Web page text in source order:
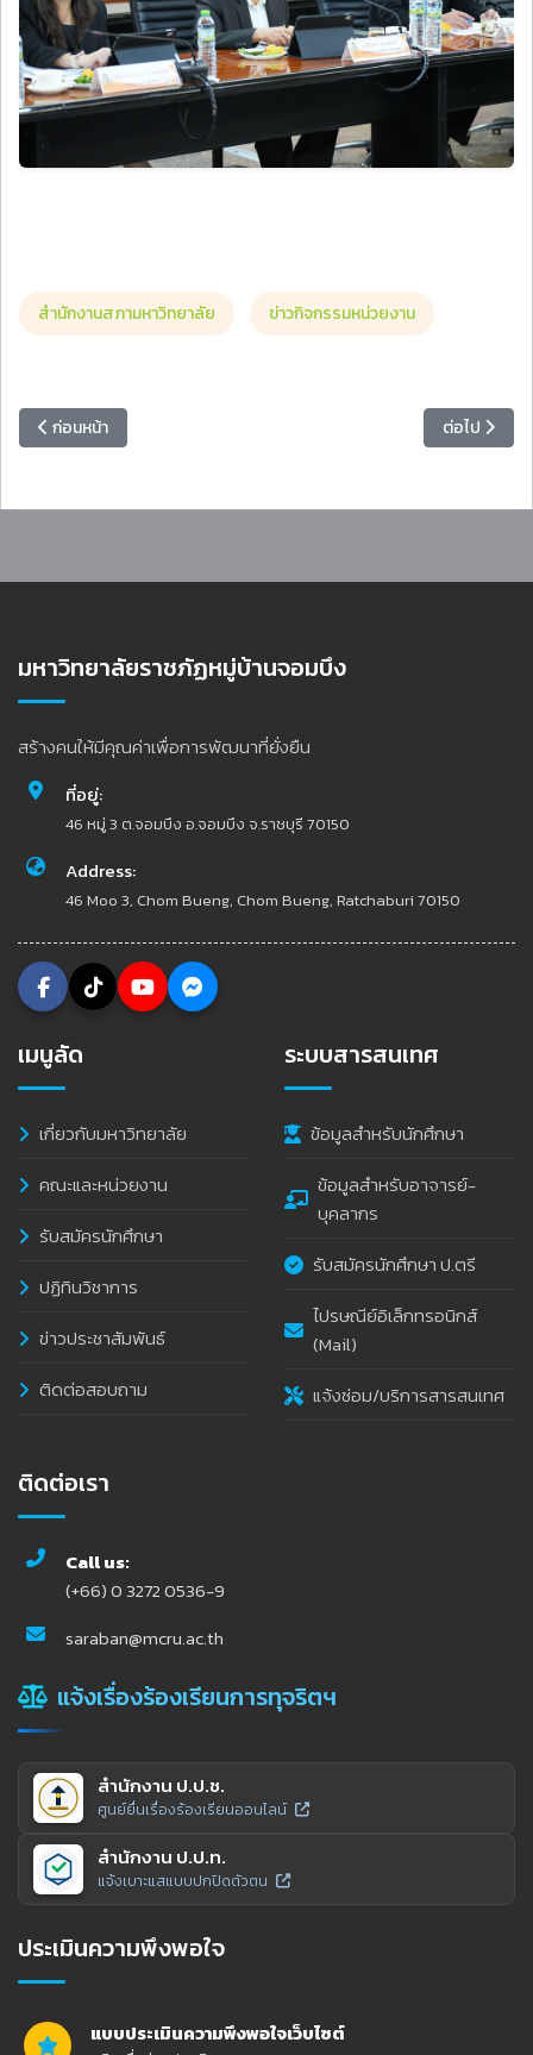
สำนักงานสภามหาวิทยาลัย ข่าวกิจกรรมหน่วยงาน
เนื้อหาก่อนหน้า: กองพัฒนานักศึกษา เข้าร่วมค่ายวิศวกรสังคมราชภัฏภูมิภ
ก่อนหน้า เนื้อหาถัดไป
ต่อไป
มหาวิทยาลัยราชภัฏหมู่บ้านจอมบึง
สร้างคนให้มีคุณค่าเพื่อการพัฒนาที่ยั่งยืน
ที่อยู่:
46 หมู่ 3 ต.จอมบึง อ.จอมบึง จ.ราชบุรี 70150
Address:
46 Moo 3, Chom Bueng, Chom Bueng, Ratchaburi 70150
เมนูลัด
เกี่ยวกับมหาวิทยาลัย
คณะและหน่วยงาน
รับสมัครนักศึกษา
ปฏิทินวิชาการ
ข่าวประชาสัมพันธ์
ติดต่อสอบถาม
ระบบสารสนเทศ
ข้อมูลสำหรับนักศึกษา
ข้อมูลสำหรับอาจารย์-
บุคลากร
รับสมัครนักศึกษา ป.ตรี
ไปรษณีย์อิเล็กทรอนิกส์
(Mail)
แจ้งซ่อม/บริการสารสนเทศ
ติดต่อเรา
Call us:
(+66) 0 3272 0536-9
saraban@mcru.ac.th
แจ้งเรื่องร้องเรียนการทุจริตฯ
สำนักงาน ป.ป.ช.
ศูนย์ยื่นเรื่องร้องเรียนออนไลน์
สำนักงาน ป.ป.ท.
แจ้งเบาะแสแบบปกปิดตัวตน
ประเมินความพึงพอใจ
แบบประเมินความพึงพอใจเว็บไซต์